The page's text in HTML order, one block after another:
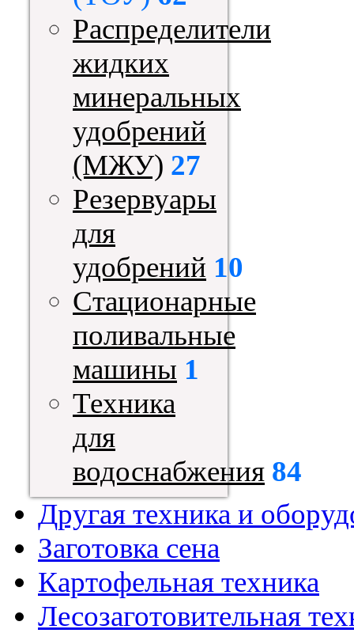
Распределители
жидких
минеральных
удобрений
(МЖУ) 27
Резервуары
для
удобрений 10
Стационарные
поливальные
машины 1
Техника
для
водоснабжения 84
Другая техника и
Заготовка сена
Картофельная техника
Лесозаготовительная